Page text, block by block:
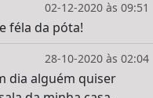
02-12-2020 às 09:51
féla da póta!
28-10-2020 às 02:04
dia alguém quiser